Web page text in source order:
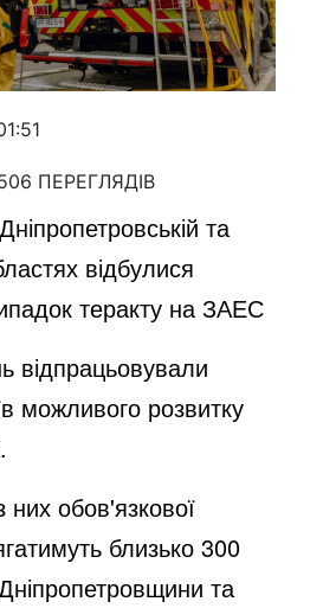
ПЕРЕГЛЯДІВ
та
відбулися
теракту на ЗАЕС
відпрацьовували
можливого розвитку
обов'язкової
близько 300
та